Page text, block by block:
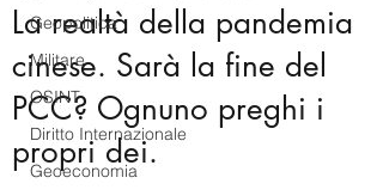
Geopolitica
Militare
OSINT
Diritto Internazionale
Geoeconomia
La realtà della pandemia
cinese. Sarà la fine del
PCC? Ognuno preghi i
propri dei.